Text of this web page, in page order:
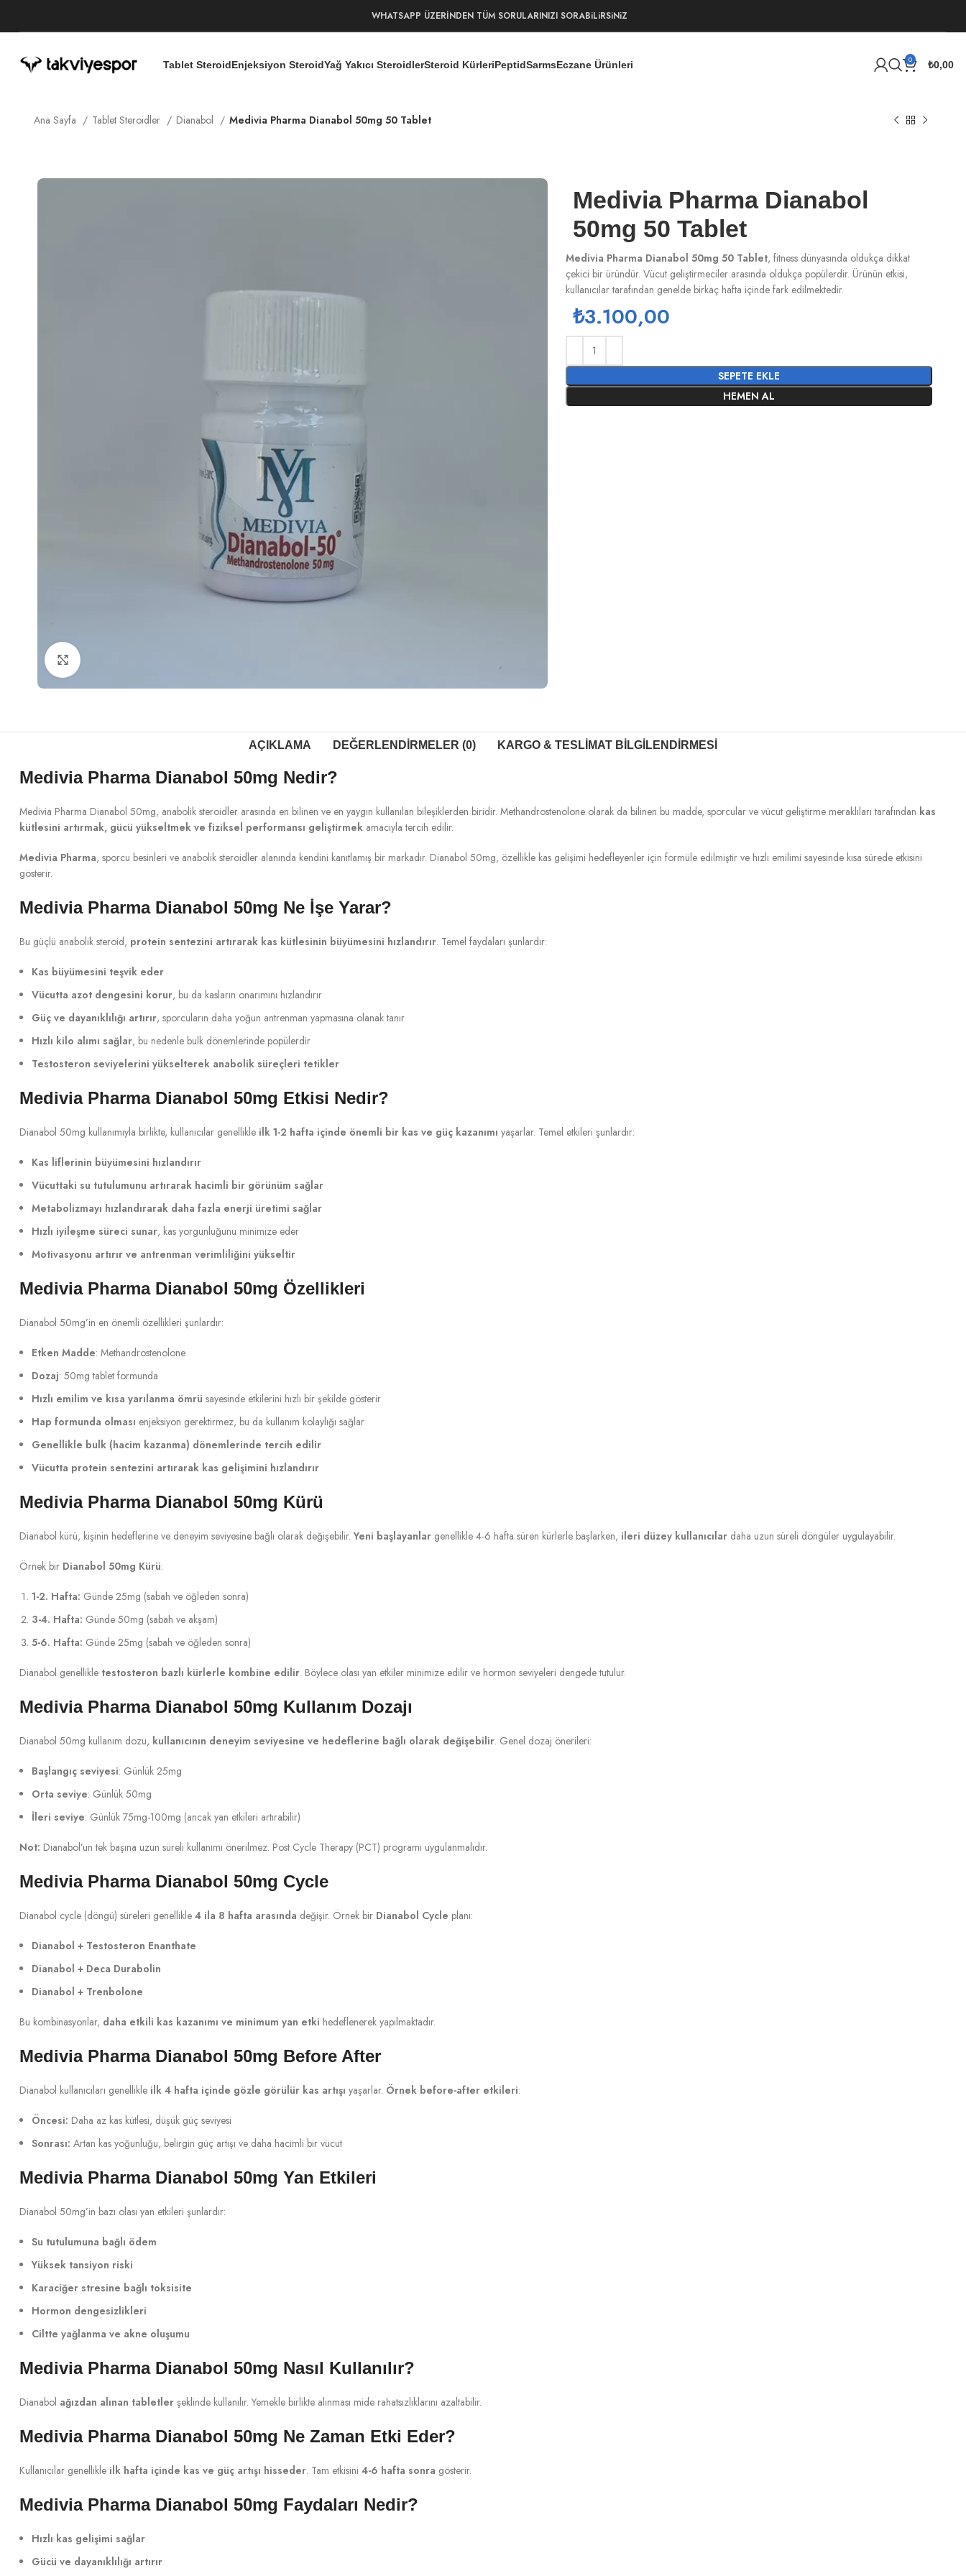
WHATSAPP ÜZERİNDEN TÜM SORULARINIZI SORABiLiRSiNiZ
Tablet SteroidEnjeksiyon SteroidYağ Yakıcı SteroidlerSteroid KürleriPeptidSarmsEczane Ürünleri 0 ₺0,00
Ana Sayfa Tablet Steroidler Dianabol Medivia Pharma Dianabol 50mg 50 Tablet
Medivia Pharma Dianabol
50mg 50 Tablet
Medivia Pharma Dianabol 50mg 50 Tablet, fitness dünyasında oldukça dikkat
çekici bir üründür. Vücut geliştirmeciler arasında oldukça popülerdir. Ürünün etkisi,
kullanıcılar tarafından genelde birkaç hafta içinde fark edilmektedir.
₺3.100,00
SEPETE EKLE
HEMEN AL
AÇIKLAMA DEĞERLENDIRMELER (0) KARGO & TESLIMAT BILGILENDIRMESI
Medivia Pharma Dianabol 50mg Nedir?
Medivia Pharma Dianabol 50mg, anabolik steroidler arasında en bilinen ve en yaygın kullanılan bileşiklerden biridir. Methandrostenolone olarak da bilinen bu madde, sporcular ve vücut geliştirme meraklıları tarafından kas
kütlesini artırmak, gücü yükseltmek ve fiziksel performansı geliştirmek amacıyla tercih edilir.
Medivia Pharma, sporcu besinleri ve anabolik steroidler alanında kendini kanıtlamış bir markadır. Dianabol 50mg, özellikle kas gelişimi hedefleyenler için formüle edilmiştir ve hızlı emilimi sayesinde kısa sürede etkisini
gösterir.
Medivia Pharma Dianabol 50mg Ne İşe Yarar?
Bu güçlü anabolik steroid, protein sentezini artırarak kas kütlesinin büyümesini hızlandırır. Temel faydaları şunlardır:
Kas büyümesini teşvik eder
Vücutta azot dengesini korur, bu da kasların onarımını hızlandırır
Güç ve dayanıklılığı artırır, sporcuların daha yoğun antrenman yapmasına olanak tanır
Hızlı kilo alımı sağlar, bu nedenle bulk dönemlerinde popülerdir
Testosteron seviyelerini yükselterek anabolik süreçleri tetikler
Medivia Pharma Dianabol 50mg Etkisi Nedir?
Dianabol 50mg kullanımıyla birlikte, kullanıcılar genellikle ilk 1-2 hafta içinde önemli bir kas ve güç kazanımı yaşarlar. Temel etkileri şunlardır:
Kas liflerinin büyümesini hızlandırır
Vücuttaki su tutulumunu artırarak hacimli bir görünüm sağlar
Metabolizmayı hızlandırarak daha fazla enerji üretimi sağlar
Hızlı iyileşme süreci sunar, kas yorgunluğunu minimize eder
Motivasyonu artırır ve antrenman verimliliğini yükseltir
Medivia Pharma Dianabol 50mg Özellikleri
Dianabol 50mg’in en önemli özellikleri şunlardır:
Etken Madde: Methandrostenolone
Dozaj: 50mg tablet formunda
Hızlı emilim ve kısa yarılanma ömrü sayesinde etkilerini hızlı bir şekilde gösterir
Hap formunda olması enjeksiyon gerektirmez, bu da kullanım kolaylığı sağlar
Genellikle bulk (hacim kazanma) dönemlerinde tercih edilir
Vücutta protein sentezini artırarak kas gelişimini hızlandırır
Medivia Pharma Dianabol 50mg Kürü
Dianabol kürü, kişinin hedeflerine ve deneyim seviyesine bağlı olarak değişebilir. Yeni başlayanlar genellikle 4-6 hafta süren kürlerle başlarken, ileri düzey kullanıcılar daha uzun süreli döngüler uygulayabilir.
Örnek bir Dianabol 50mg Kürü:
1-2. Hafta: Günde 25mg (sabah ve öğleden sonra)
3-4. Hafta: Günde 50mg (sabah ve akşam)
5-6. Hafta: Günde 25mg (sabah ve öğleden sonra)
Dianabol genellikle testosteron bazlı kürlerle kombine edilir. Böylece olası yan etkiler minimize edilir ve hormon seviyeleri dengede tutulur.
Medivia Pharma Dianabol 50mg Kullanım Dozajı
Dianabol 50mg kullanım dozu, kullanıcının deneyim seviyesine ve hedeflerine bağlı olarak değişebilir. Genel dozaj önerileri:
Başlangıç seviyesi: Günlük 25mg
Orta seviye: Günlük 50mg
İleri seviye: Günlük 75mg-100mg (ancak yan etkileri artırabilir)
Not: Dianabol’un tek başına uzun süreli kullanımı önerilmez. Post Cycle Therapy (PCT) programı uygulanmalıdır.
Medivia Pharma Dianabol 50mg Cycle
Dianabol cycle (döngü) süreleri genellikle 4 ila 8 hafta arasında değişir. Örnek bir Dianabol Cycle planı:
Dianabol + Testosteron Enanthate
Dianabol + Deca Durabolin
Dianabol + Trenbolone
Bu kombinasyonlar, daha etkili kas kazanımı ve minimum yan etki hedeflenerek yapılmaktadır.
Medivia Pharma Dianabol 50mg Before After
Dianabol kullanıcıları genellikle ilk 4 hafta içinde gözle görülür kas artışı yaşarlar. Örnek before-after etkileri:
Öncesi: Daha az kas kütlesi, düşük güç seviyesi
Sonrası: Artan kas yoğunluğu, belirgin güç artışı ve daha hacimli bir vücut
Medivia Pharma Dianabol 50mg Yan Etkileri
Dianabol 50mg’in bazı olası yan etkileri şunlardır:
Su tutulumuna bağlı ödem
Yüksek tansiyon riski
Karaciğer stresine bağlı toksisite
Hormon dengesizlikleri
Ciltte yağlanma ve akne oluşumu
Medivia Pharma Dianabol 50mg Nasıl Kullanılır?
Dianabol ağızdan alınan tabletler şeklinde kullanılır. Yemekle birlikte alınması mide rahatsızlıklarını azaltabilir.
Medivia Pharma Dianabol 50mg Ne Zaman Etki Eder?
Kullanıcılar genellikle ilk hafta içinde kas ve güç artışı hisseder. Tam etkisini 4-6 hafta sonra gösterir.
Medivia Pharma Dianabol 50mg Faydaları Nedir?
Hızlı kas gelişimi sağlar
Gücü ve dayanıklılığı artırır